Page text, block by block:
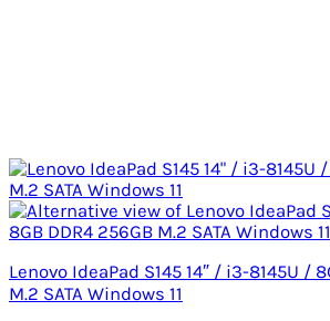
Lenovo IdeaPad S145 14″ / i3-8145U /
M.2 SATA Windows 11